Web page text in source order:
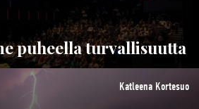
puheella turvallisuutta
Katleena Kortesuo